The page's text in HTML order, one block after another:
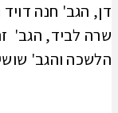
דן, הגב' חנה
שרה לביד, הגב'
הלשכה והגב'